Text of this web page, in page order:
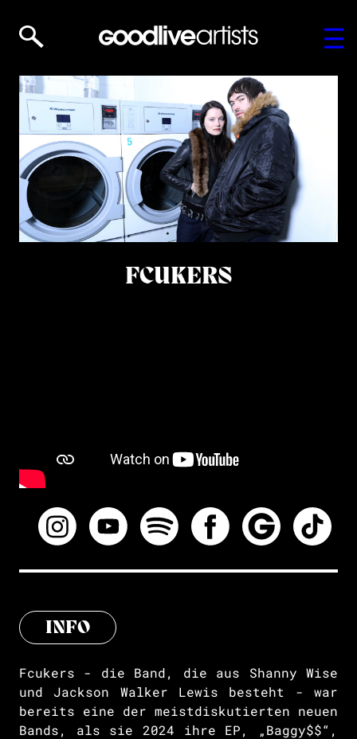
FCUKERS
INFO
Fcukers - die Band, die aus Shanny Wise
und Jackson Walker Lewis besteht - war
bereits eine der meistdiskutierten neuen
Bands, als sie 2024 ihre EP, „Baggy$$“,